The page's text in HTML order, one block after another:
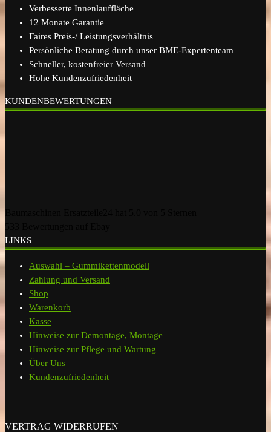
Verbesserte Innenlauffläche
12 Monate Garantie
Faires Preis-/ Leistungsverhältnis
Persönliche Beratung durch unser BME-Expertenteam
Schneller, kostenfreier Versand
Hohe Kundenzufriedenheit
KUNDENBEWERTUNGEN
LINKS
Auswahl – Gummikettenmodell
Zahlung und Versand
Shop
Warenkorb
Kasse
Hinweise zur Demontage, Montage
Hinweise zur Pflege und Wartung
Über Uns
Kundenzufriedenheit
VERTRAG WIDERRUFEN